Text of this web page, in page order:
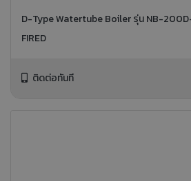
D-Type Watertube Boiler รุ่น NB-
FIRED
ติดต่อทันที